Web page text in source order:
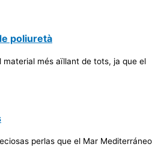
poliuretà
material més aïllant de tots, ja que el
perlas que el Mar Mediterráneo